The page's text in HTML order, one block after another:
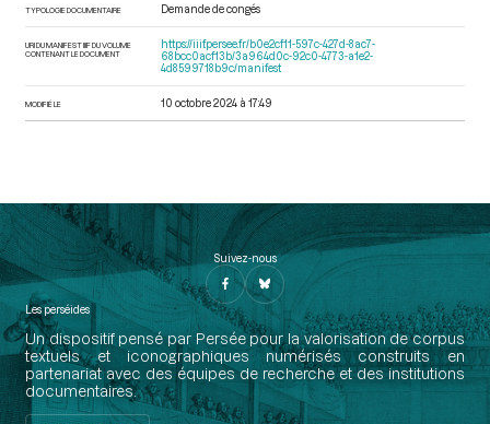
TYPOLOGIE DOCUMENTAIRE Demande de congés
URI DU MANIFEST IIIF DU VOLUME
CONTENANT LE DOCUMENT
https://iiif.persee.fr/b0e2cf11-597c-427d-8ac7-
68bcc0acf13b/3a964d0c-92c0-4773-a1e2-
4d8599718b9c/manifest
MODIFIÉ LE 10 octobre 2024 à 17:49
Suivez-nous
Les perséides
Un dispositif pensé par Persée pour la valorisation de corpus
textuels et iconographiques numérisés construits en
partenariat avec des équipes de recherche et des institutions
documentaires.